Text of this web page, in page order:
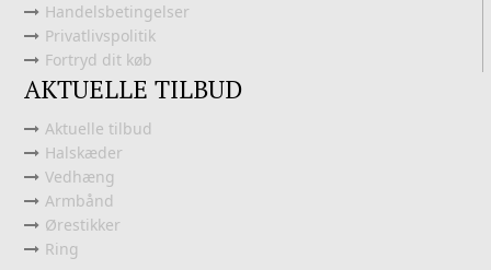
Handelsbetingelser
Privatlivspolitik
Fortryd dit køb
AKTUELLE TILBUD
Aktuelle tilbud
Halskæder
Vedhæng
Armbånd
Ørestikker
Ring